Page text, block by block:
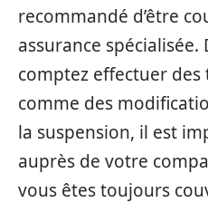
recommandé d’être
assurance spécialisée.
comptez effectuer
comme des
la suspension, il est
auprès de votre
vous êtes toujours